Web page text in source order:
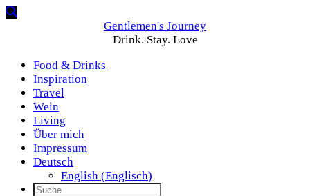
Gentlemen's Journey
Drink. Stay. Love
Food & Drinks
Inspiration
Travel
Wein
Living
Über mich
Impressum
Deutsch
English (Englisch)